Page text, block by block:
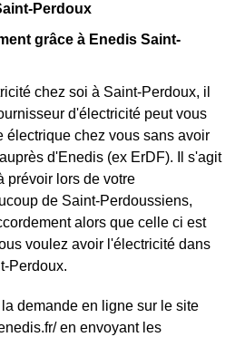
Perdoux
grâce à Enedis Saint-
chez soi à Saint-Perdoux, il
d'électricité peut vous
électrique chez vous sans avoir
d'Enedis (ex ErDF). Il s'agit
prévoir lors de votre
de Saint-Perdoussiens,
alors que celle ci est
voulez avoir l'électricité dans
Perdoux.
demande en ligne sur le site
en envoyant les